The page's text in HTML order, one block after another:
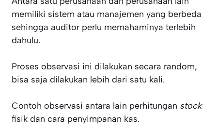
memiliki sistem atau manajemen yang berbeda
sehingga auditor perlu memahaminya terlebih
dahulu.
Proses observasi ini dilakukan secara random,
bisa saja dilakukan lebih dari satu kali.
Contoh observasi antara lain perhitungan stock
fisik dan cara penyimpanan kas.